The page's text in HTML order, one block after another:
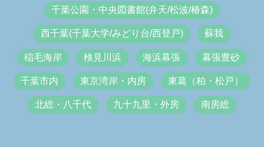
千葉公園・中央図書館(弁天/松波/椿森)
西千葉(千葉大学/みどり台/西登戸) 蘇我
稲毛海岸 検見川浜 海浜幕張 幕張豊砂
千葉市内 東京湾岸・内房 東葛（柏・松戸）
北総・八千代 九十九里・外房 南房総